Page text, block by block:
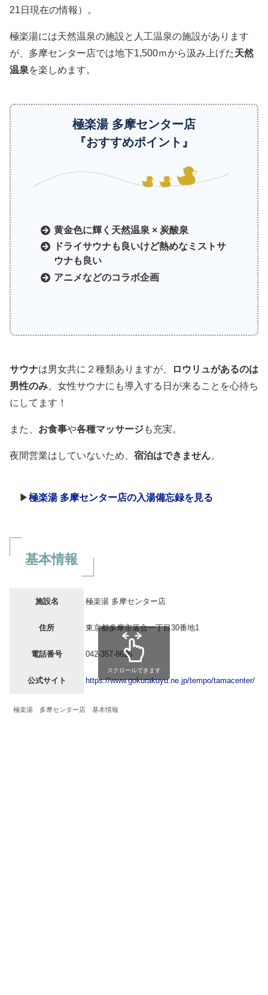
21日現在の情報）。
極楽湯には天然温泉の施設と人工温泉の施設があります
が、多摩センター店では地下1,500ｍから汲み上げた天然
温泉を楽しめます。
極楽湯 多摩センター店
『おすすめポイント』
黄金色に輝く天然温泉 × 炭酸泉
ドライサウナも良いけど熱めなミストサ
ウナも良い
アニメなどのコラボ企画
サウナは男女共に２種類ありますが、
ロウリュがあるのは
男性のみ。女性サウナにも導入する日が来ることを心待ち
にしてます！
また、 お食事や各種マッサージも充実。
夜間営業はしていないため、 宿泊はできません。
▶極楽湯 多摩センター店の入湯備忘録を見る
基本情報
施設名 極楽湯 多摩センター店
住所 東京都多摩市落合一丁目30番地1
電話番号 042-357-8626
公式サイト https://www.gokurakuyu.ne.jp/tempo/tamacenter/
スクロールできます
極楽湯 多摩センター店 基本情報